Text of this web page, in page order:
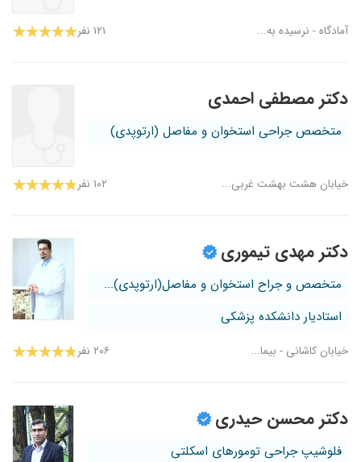
آمادگاه - نرسیده به... ۱۲۱ نفر
دکتر مصطفی احمدی
متخصص جراحی استخوان و مفاصل (ارتوپدی)
خیابان هشت بهشت غربی... ۱۰۲ نفر
دکتر مهدی تیموری
متخصص و جراح استخوان و مفاصل(ارتوپدی)...
استادیار دانشکده پزشکی
خیابان کاشانی - بیما... ۲۰۶ نفر
دکتر محسن حیدری
فلوشیپ جراحی تومورهای اسکلتی